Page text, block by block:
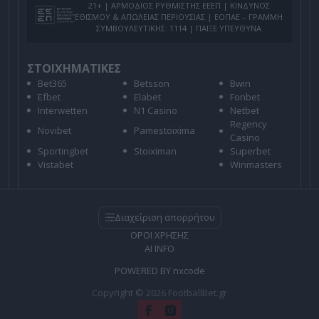
21+ | ΑΡΜΟΔΙΟΣ ΡΥΘΜΙΣΤΗΣ ΕΕΕΠ | ΚΙΝΔΥΝΟΣ
ΕΘΙΣΜΟΥ & ΑΠΩΛΕΙΑΣ ΠΕΡΙΟΥΣΙΑΣ | ΕΟΠΑΕ – ΓΡΑΜΜΗ
ΣΥΜΒΟΥΛΕΥΤΙΚΗΣ: 1114 | ΠΑΙΞΕ ΥΠΕΥΘΥΝΑ
ΣΤΟΙΧΗΜΑΤΙΚΕΣ
Bet365 Betsson
Bwin
Efbet
Elabet
Fonbet
Interwetten
N1 Casino
Netbet
Novibet
Pamestoixima
Regency
Casino
Sportingbet
Stoiximan
Superbet
Vistabet
Winmasters
Διαχείριση απορρήτου
ΟΡΟΙ ΧΡΗΣΗΣ
AI INFO
POWERED BY nxcode
Copyright © 2026 FootballBet.gr